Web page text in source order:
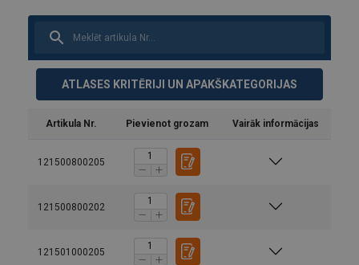
ATLASES KRITĒRIJI UN APAKŠKATEGORIJAS
Artikula Nr. Pievienot grozam Vairāk informācijas
121500800205
121500800202
121501000205